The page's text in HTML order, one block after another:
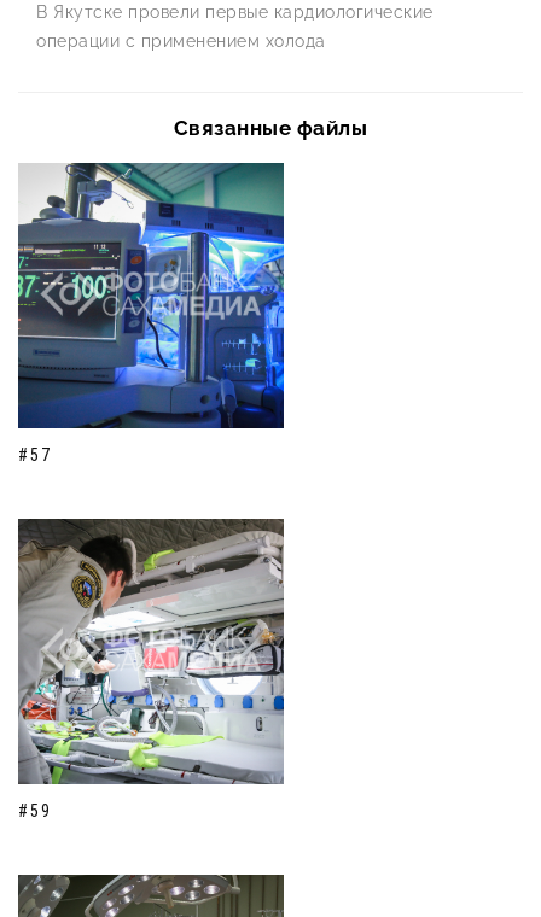
В Якутске провели первые кардиологические
операции с применением холода
Связанные файлы
#57
#59